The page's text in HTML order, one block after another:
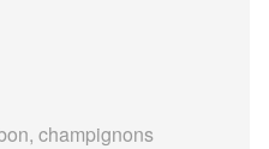
champignons